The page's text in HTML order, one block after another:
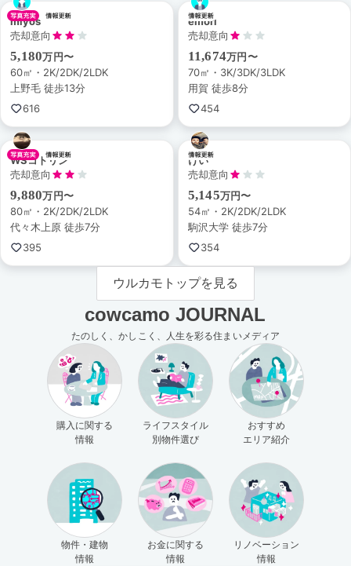
miyos
売却意向
5,180万円〜
60㎡・2K/2DK/2LDK
上野毛 徒歩13分
616
emori
売却意向
11,674万円〜
70㎡・3K/3DK/3LDK
用賀 徒歩8分
454
WSコトリン
売却意向
9,880万円〜
80㎡・2K/2DK/2LDK
代々木上原 徒歩7分
395
けい
売却意向
5,145万円〜
54㎡・2K/2DK/2LDK
駒沢大学 徒歩7分
354
ウルカモトップを見る
cowcamo JOURNAL
たのしく、かしこく、人生を彩る住まいメディア
購入に関する
情報
ライフスタイル
別物件選び
おすすめ
エリア紹介
物件・建物
情報
お金に関する
情報
リノベーション
情報